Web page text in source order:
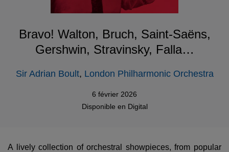
Bravo! Walton, Bruch, Saint-Saëns,
Gershwin, Stravinsky, Falla…
Sir Adrian Boult, London Philharmonic Orchestra
6 février 2026
Disponible en Digital
A lively collection of orchestral showpieces, from popular